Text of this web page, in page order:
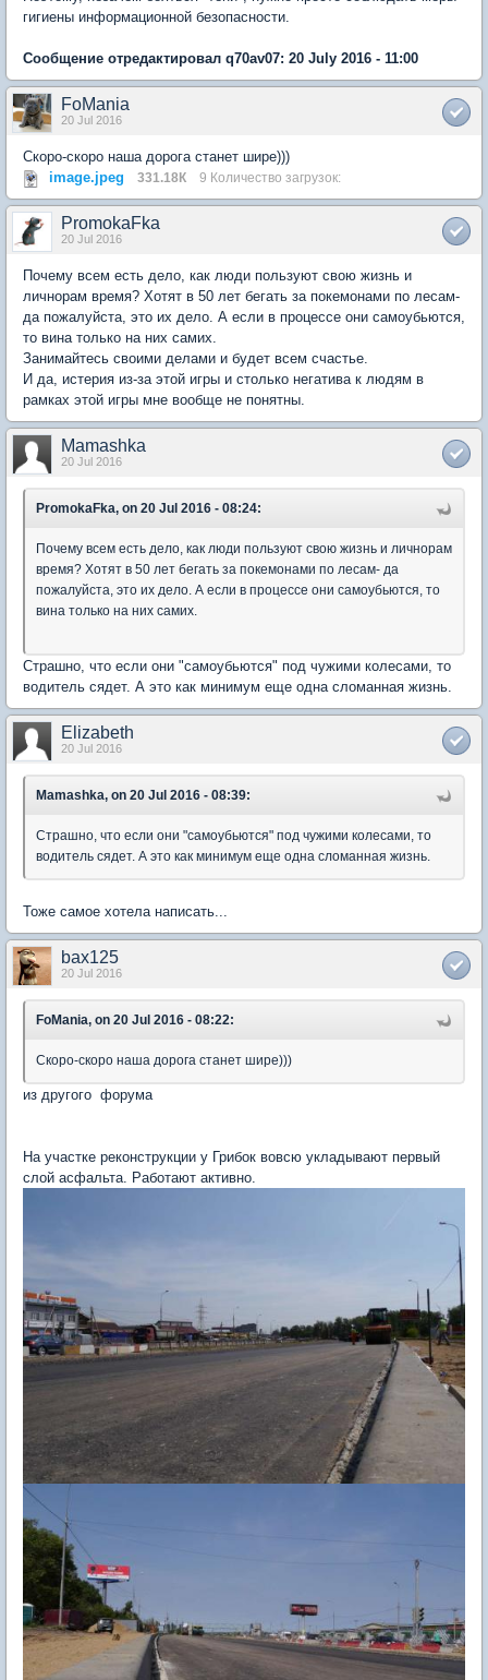
гигиены информационной безопасности.
Сообщение отредактировал q70av07: 20 July 2016 - 11:00
FoMania
20 Jul 2016
Скоро-скоро наша дорога станет шире)))
image.jpeg
331.18К 9 Количество загрузок:
PromokaFka
20 Jul 2016
Почему всем есть дело, как люди пользуют свою жизнь и
личнорам время? Хотят в 50 лет бегать за покемонами по лесам-
да пожалуйста, это их дело. А если в процессе они самоубьются,
то вина только на них самих.
Занимайтесь своими делами и будет всем счастье.
И да, истерия из-за этой игры и столько негатива к людям в
рамках этой игры мне вообще не понятны.
Mamashka
20 Jul 2016
PromokaFka, on 20 Jul 2016 - 08:24:
Почему всем есть дело, как люди пользуют свою жизнь и личнорам
время? Хотят в 50 лет бегать за покемонами по лесам- да
пожалуйста, это их дело. А если в процессе они самоубьются, то
вина только на них самих.
Страшно, что если они "самоубьются" под чужими колесами, то
водитель сядет. А это как минимум еще одна сломанная жизнь.
Elizabeth
20 Jul 2016
Mamashka, on 20 Jul 2016 - 08:39:
Страшно, что если они "самоубьются" под чужими колесами, то
водитель сядет. А это как минимум еще одна сломанная жизнь.
Тоже самое хотела написать...
bax125
20 Jul 2016
FoMania, on 20 Jul 2016 - 08:22:
Скоро-скоро наша дорога станет шире)))
из другого форума
На участке реконструкции у Грибок вовсю укладывают первый
слой асфальта. Работают активно.